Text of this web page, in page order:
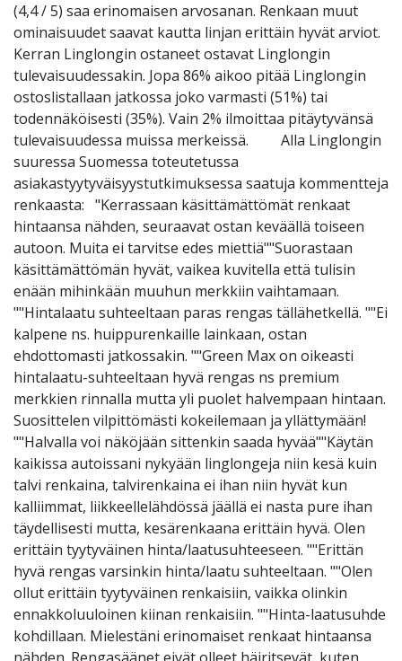
(4,4 / 5) saa erinomaisen arvosanan. Renkaan muut
ominaisuudet saavat kautta linjan erittäin hyvät arviot.
Kerran Linglongin ostaneet ostavat Linglongin
tulevaisuudessakin. Jopa 86% aikoo pitää Linglongin
ostoslistallaan jatkossa joko varmasti (51%) tai
todennäköisesti (35%). Vain 2% ilmoittaa pitäytyvänsä
tulevaisuudessa muissa merkeissä. Alla Linglongin
suuressa Suomessa toteutetussa
asiakastyytyväisyystutkimuksessa saatuja kommentteja
renkaasta: "Kerrassaan käsittämättömät renkaat
hintaansa nähden, seuraavat ostan keväällä toiseen
autoon. Muita ei tarvitse edes miettiä""Suorastaan
käsittämättömän hyvät, vaikea kuvitella että tulisin
enään mihinkään muuhun merkkiin vaihtamaan.
""Hintalaatu suhteeltaan paras rengas tällähetkellä. ""Ei
kalpene ns. huippurenkaille lainkaan, ostan
ehdottomasti jatkossakin. ""Green Max on oikeasti
hintalaatu-suhteeltaan hyvä rengas ns premium
merkkien rinnalla mutta yli puolet halvempaan hintaan.
Suosittelen vilpittömästi kokeilemaan ja yllättymään!
""Halvalla voi näköjään sittenkin saada hyvää""Käytän
kaikissa autoissani nykyään linglongeja niin kesä kuin
talvi renkaina, talvirenkaina ei ihan niin hyvät kun
kalliimmat, liikkeellelähdössä jäällä ei nasta pure ihan
täydellisesti mutta, kesärenkaana erittäin hyvä. Olen
erittäin tyytyväinen hinta/laatusuhteeseen. ""Erittän
hyvä rengas varsinkin hinta/laatu suhteeltaan. ""Olen
ollut erittäin tyytyväinen renkaisiin, vaikka olinkin
ennakkoluuloinen kiinan renkaisiin. ""Hinta-laatusuhde
kohdillaan. Mielestäni erinomaiset renkaat hintaansa